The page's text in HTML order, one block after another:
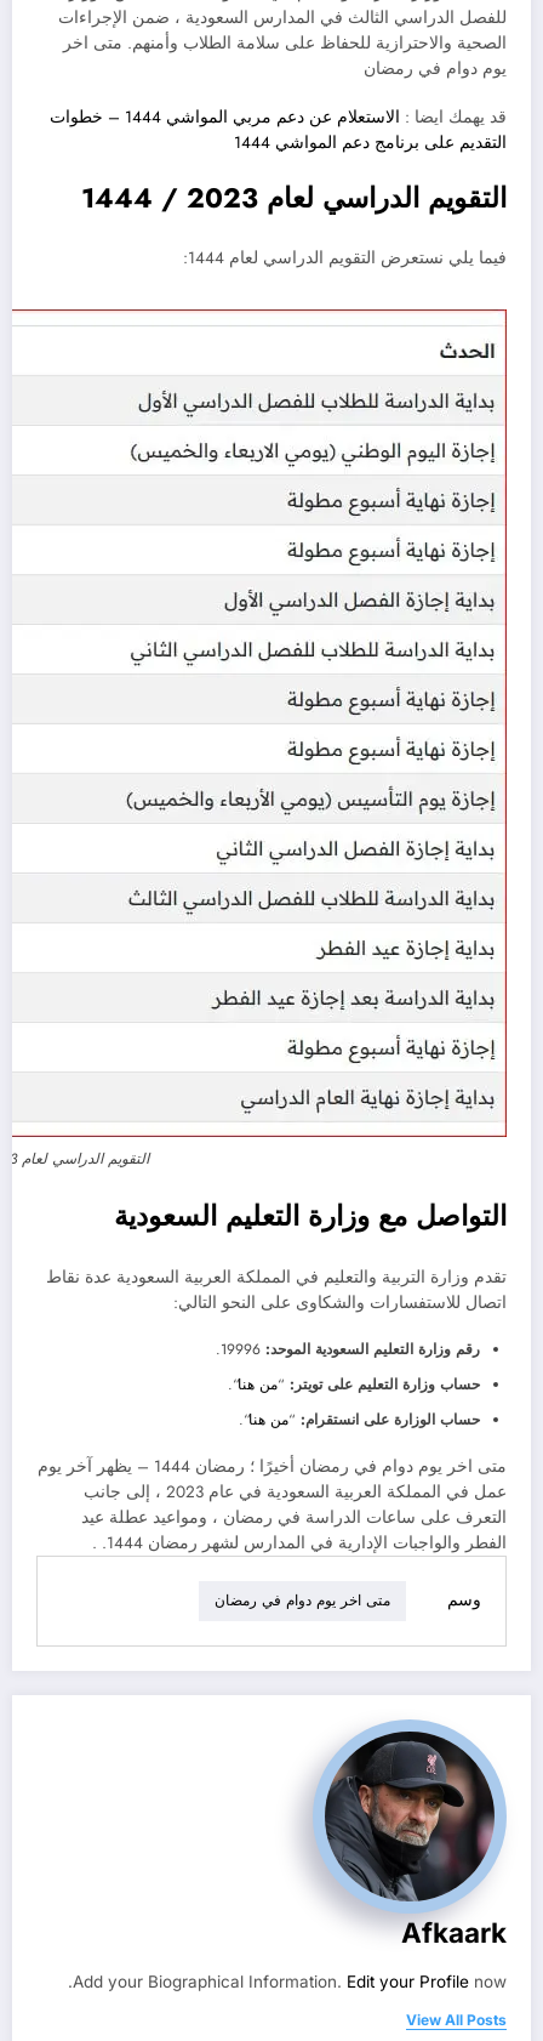
للفصل الدراسي الثالث في المدارس السعودية ، ضمن الإجراءات
الصحية والاحترازية للحفاظ على سلامة الطلاب وأمنهم. متى اخر
يوم دوام في رمضان
قد يهمك ايضا :
الاستعلام عن دعم مربي المواشي 1444 – خطوات
التقديم على برنامج دعم المواشي 1444
التقويم الدراسي لعام 2023 / 1444
فيما يلي نستعرض التقويم الدراسي لعام 1444:
التقويم الدراسي لعام 2023 / 1444
التواصل مع وزارة التعليم السعودية
تقدم وزارة التربية والتعليم في المملكة العربية السعودية عدة نقاط
اتصال للاستفسارات والشكاوى على النحو التالي:
رقم وزارة التعليم السعودية الموحد:
حساب وزارة التعليم على تويتر: “من هنا“.
حساب الوزارة على انستقرام: “من هنا“.
متى اخر يوم دوام في رمضان أخيرًا ؛ رمضان 1444 – يظهر آخر يوم
عمل في المملكة العربية السعودية في عام 2023 ، إلى جانب
التعرف على ساعات الدراسة في رمضان ، ومواعيد عطلة عيد
الفطر والواجبات الإدارية في المدارس لشهر رمضان 1444. .
وسم متى اخر يوم دوام في رمضان
Afkaark
Add your Biographical Information. Edit your Profile now.
View All Posts